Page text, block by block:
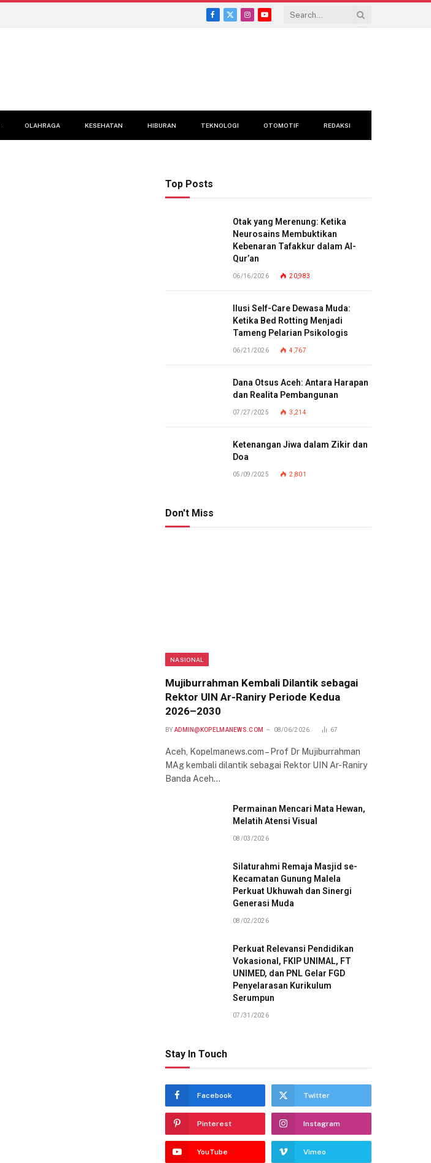
Facebook
X
InstagramYouTube
OLAHRAGA KESEHATAN HIBURAN TEKNOLOGI OTOMOTIF REDAKSI
Top Posts
Otak yang Merenung: Ketika
Neurosains Membuktikan
Kebenaran Tafakkur dalam Al-
Qur’an
06/16/2026 20,983
Ilusi Self-Care Dewasa Muda:
Ketika Bed Rotting Menjadi
Tameng Pelarian Psikologis
06/21/2026 4,767
Dana Otsus Aceh: Antara Harapan
dan Realita Pembangunan
07/27/2025 3,214
Ketenangan Jiwa dalam Zikir dan
Doa
05/09/2025 2,801
Don't Miss
NASIONAL
Mujiburrahman Kembali Dilantik sebagai
Rektor UIN Ar-Raniry Periode Kedua
2026–2030
BY ADMIN@KOPELMANEWS.COM 08/06/2026 67
Aceh, Kopelmanews.com – Prof Dr Mujiburrahman
MAg kembali dilantik sebagai Rektor UIN Ar-Raniry
Banda Aceh…
Permainan Mencari Mata Hewan,
Melatih Atensi Visual
08/03/2026
Silaturahmi Remaja Masjid se-
Kecamatan Gunung Malela
Perkuat Ukhuwah dan Sinergi
Generasi Muda
08/02/2026
Perkuat Relevansi Pendidikan
Vokasional, FKIP UNIMAL, FT
UNIMED, dan PNL Gelar FGD
Penyelarasan Kurikulum
Serumpun
07/31/2026
Stay In Touch
Facebook Twitter
Pinterest Instagram
YouTube Vimeo